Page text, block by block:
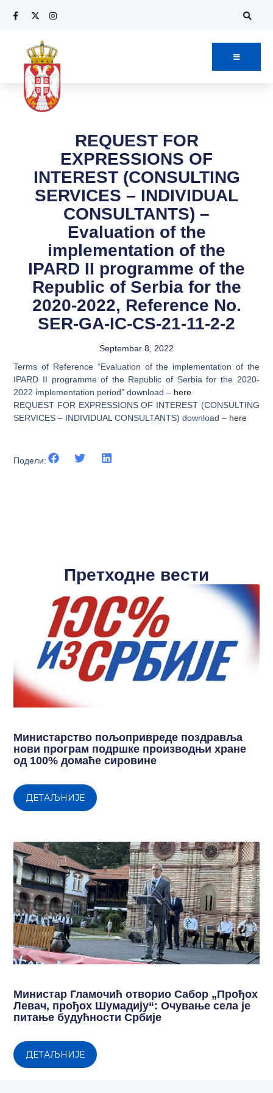
REQUEST FOR
EXPRESSIONS OF
INTEREST (CONSULTING
SERVICES – INDIVIDUAL
CONSULTANTS) –
Evaluation of the
implementation of the
IPARD II programme of the
Republic of Serbia for the
2020-2022, Reference No.
SER-GA-IC-CS-21-11-2-2
Septembar 8, 2022
Terms of Reference “Evaluation of the implementation of the
IPARD II programme of the Republic of Serbia for the 2020-
2022 implementation period” download – here
REQUEST FOR EXPRESSIONS OF INTEREST (CONSULTING
SERVICES – INDIVIDUAL CONSULTANTS) download – here
Подели:
Претходне вести
Министарство пољопривреде поздравља
нови програм подршке производњи хране
од 100% домаће сировине
ДЕТАЉНИЈЕ
Министар Гламочић отворио Сабор „Прођох
Левач, прођох Шумадију“: Очување села је
питање будућности Србије
ДЕТАЉНИЈЕ